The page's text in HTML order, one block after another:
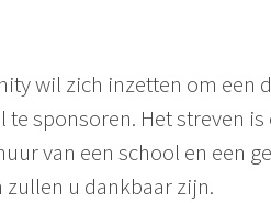
wil zich inzetten om een
te sponsoren. Het streven
van een school en een
zullen u dankbaar zijn.